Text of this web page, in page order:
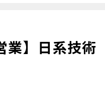
業】日系技術